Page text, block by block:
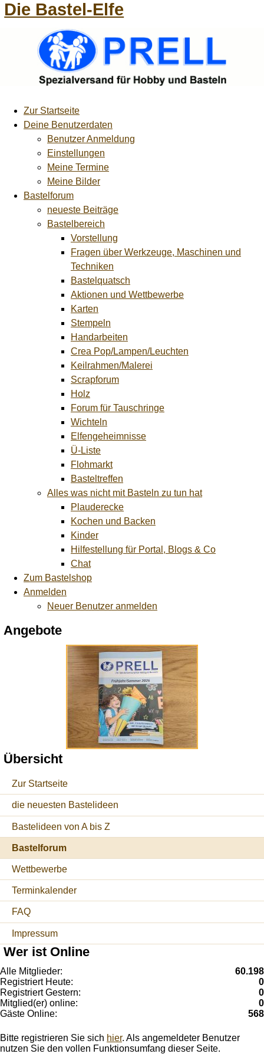
Die Bastel-Elfe
Zur Startseite
Deine Benutzerdaten
Benutzer Anmeldung
Einstellungen
Meine Termine
Meine Bilder
Bastelforum
neueste Beiträge
Bastelbereich
Vorstellung
Fragen über Werkzeuge, Maschinen und
Techniken
Bastelquatsch
Aktionen und Wettbewerbe
Karten
Stempeln
Handarbeiten
Crea Pop/Lampen/Leuchten
Keilrahmen/Malerei
Scrapforum
Holz
Forum für Tauschringe
Wichteln
Elfengeheimnisse
Ü-Liste
Flohmarkt
Basteltreffen
Alles was nicht mit Basteln zu tun hat
Plauderecke
Kochen und Backen
Kinder
Hilfestellung für Portal, Blogs & Co
Chat
Zum Bastelshop
Anmelden
Neuer Benutzer anmelden
Angebote
Übersicht
Zur Startseite
die neuesten Bastelideen
Bastelideen von A bis Z
Bastelforum
Wettbewerbe
Terminkalender
FAQ
Impressum
Wer ist Online
Alle Mitglieder:
60.198
Registriert Heute:
0
Registriert Gestern:
0
Mitglied(er) online:
0
Gäste Online:
568
Bitte registrieren Sie sich hier. Als angemeldeter Benutzer
nutzen Sie den vollen Funktionsumfang dieser Seite.